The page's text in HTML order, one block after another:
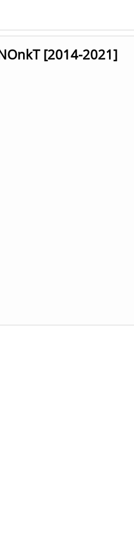
[2014-2021]